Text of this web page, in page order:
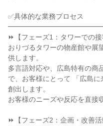
✅具体的な業務プロセス
⏩【フェーズ1：タワーでの接
おりづるタワーの物産館や展
供します。
多言語対応や、広島特有の商
で、お客様にとって 「広島
創出します。
お客様のニーズや反応を直接
⏩【フェーズ2：企画・改善活